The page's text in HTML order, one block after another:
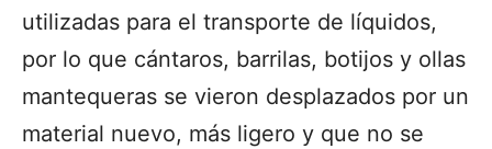
utilizadas para el transporte de líquidos,
por lo que cántaros, barrilas, botijos y ollas
mantequeras se vieron desplazados por un
material nuevo, más ligero y que no se